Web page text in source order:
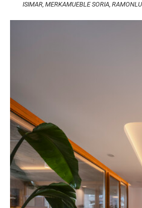
ISIMAR, MERKAMUEBLE SORIA,